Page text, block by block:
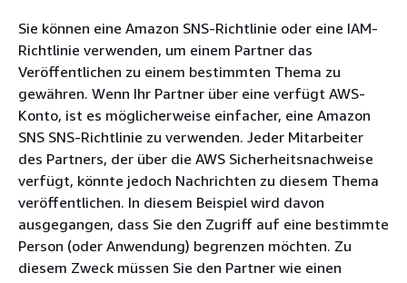
Sie können eine Amazon SNS-Richtlinie oder eine IAM-
Richtlinie verwenden, um einem Partner das
Veröffentlichen zu einem bestimmten Thema zu
gewähren. Wenn Ihr Partner über eine verfügt AWS-
Konto, ist es möglicherweise einfacher, eine Amazon
SNS SNS-Richtlinie zu verwenden. Jeder Mitarbeiter
des Partners, der über die AWS Sicherheitsnachweise
verfügt, könnte jedoch Nachrichten zu diesem Thema
veröffentlichen. In diesem Beispiel wird davon
ausgegangen, dass Sie den Zugriff auf eine bestimmte
Person (oder Anwendung) begrenzen möchten. Zu
diesem Zweck müssen Sie den Partner wie einen